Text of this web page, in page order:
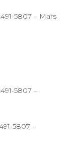
5807 – Mars
5807 –
5807 –